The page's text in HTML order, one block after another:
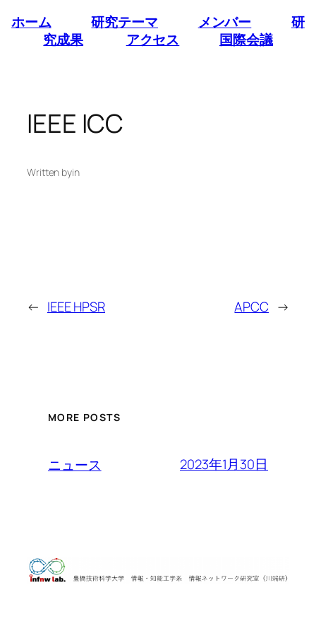
内
ホーム 研究テーマ メンバー
研
究成果
アクセス 国際会議
IEEE ICC
Written byin
← IEEE HPSR APCC →
MORE POSTS
ニュース 2023年1月30日